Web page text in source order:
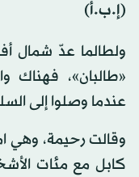
(إ.ب.أ)
ولطالما عدّ شمال
«طالبان»، فهناك
عندما وصلوا إلى
وقالت رحيمة، وهي
كابل مع مئات